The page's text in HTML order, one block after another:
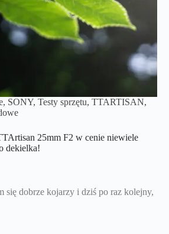
, SONY, Testy sprzętu, TTARTISAN,
25mm F2 w cenie niewiele
dekielka!
się dobrze kojarzy i dziś po raz kolejny,